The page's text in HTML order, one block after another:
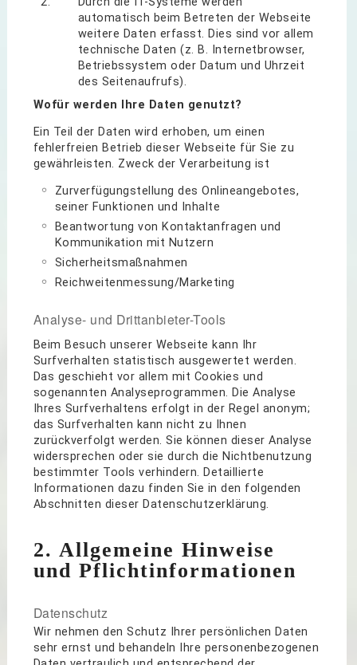
automatisch beim Betreten der Webseite
weitere Daten erfasst. Dies sind vor allem
technische Daten (z. B. Internetbrowser,
Betriebssystem oder Datum und Uhrzeit
des Seitenaufrufs).
Wofür werden Ihre Daten genutzt?
Ein Teil der Daten wird erhoben, um einen
fehlerfreien Betrieb dieser Webseite für Sie zu
gewährleisten. Zweck der Verarbeitung ist
Zurverfügungstellung des Onlineangebotes,
seiner Funktionen und Inhalte
Beantwortung von Kontaktanfragen und
Kommunikation mit Nutzern
Sicherheitsmaßnahmen
Reichweitenmessung/Marketing
Analyse- und Drittanbieter-Tools
Beim Besuch unserer Webseite kann Ihr
Surfverhalten statistisch ausgewertet werden.
Das geschieht vor allem mit Cookies und
sogenannten Analyseprogrammen. Die Analyse
Ihres Surfverhaltens erfolgt in der Regel anonym;
das Surfverhalten kann nicht zu Ihnen
zurückverfolgt werden. Sie können dieser Analyse
widersprechen oder sie durch die Nichtbenutzung
bestimmter Tools verhindern. Detaillierte
Informationen dazu finden Sie in den folgenden
Abschnitten dieser Datenschutzerklärung.
2. Allgemeine Hinweise
und Pflichtinformationen
Datenschutz
Wir nehmen den Schutz Ihrer persönlichen Daten
sehr ernst und behandeln Ihre personenbezogenen